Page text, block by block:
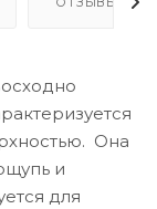
Она
и
для